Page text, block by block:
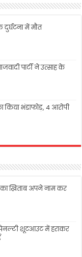
में मौत
पार्टी ने उत्साह के
किया भंडाफोड़, 4 आरोपी
का ख़िताब अपने नाम कर
शूटआउट में हराकर